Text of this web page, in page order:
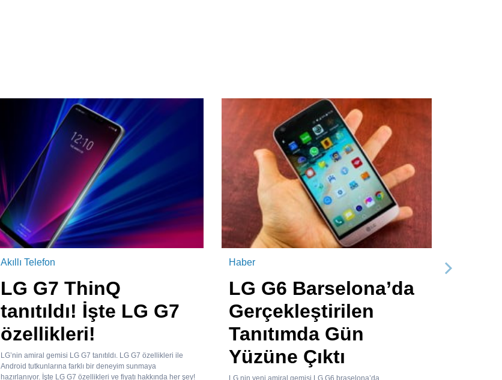
Akıllı Telefon
LG G7 ThinQ
tanıtıldı! İşte LG G7
özellikleri!
LG’nin amiral gemisi LG G7 tanıtıldı. LG G7 özellikleri ile
Android tutkunlarına farklı bir deneyim sunmaya
hazırlanıyor. İşte LG G7 özellikleri ve fiyatı hakkında her şey!
Haber
LG G6 Barselona’da
Gerçekleştirilen
Tanıtımda Gün
Yüzüne Çıktı
LG nin yeni amiral gemisi LG G6 braselona’da
Sonraki